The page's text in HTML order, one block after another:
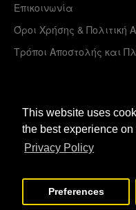
This website uses
the best experience on
Privacy Policy
Preferences
Επικοινωνία
Όροι Χρήσης & Πολιτική
Τρόποι Αποστολής και
Λογαριασμός
Εγγραφή